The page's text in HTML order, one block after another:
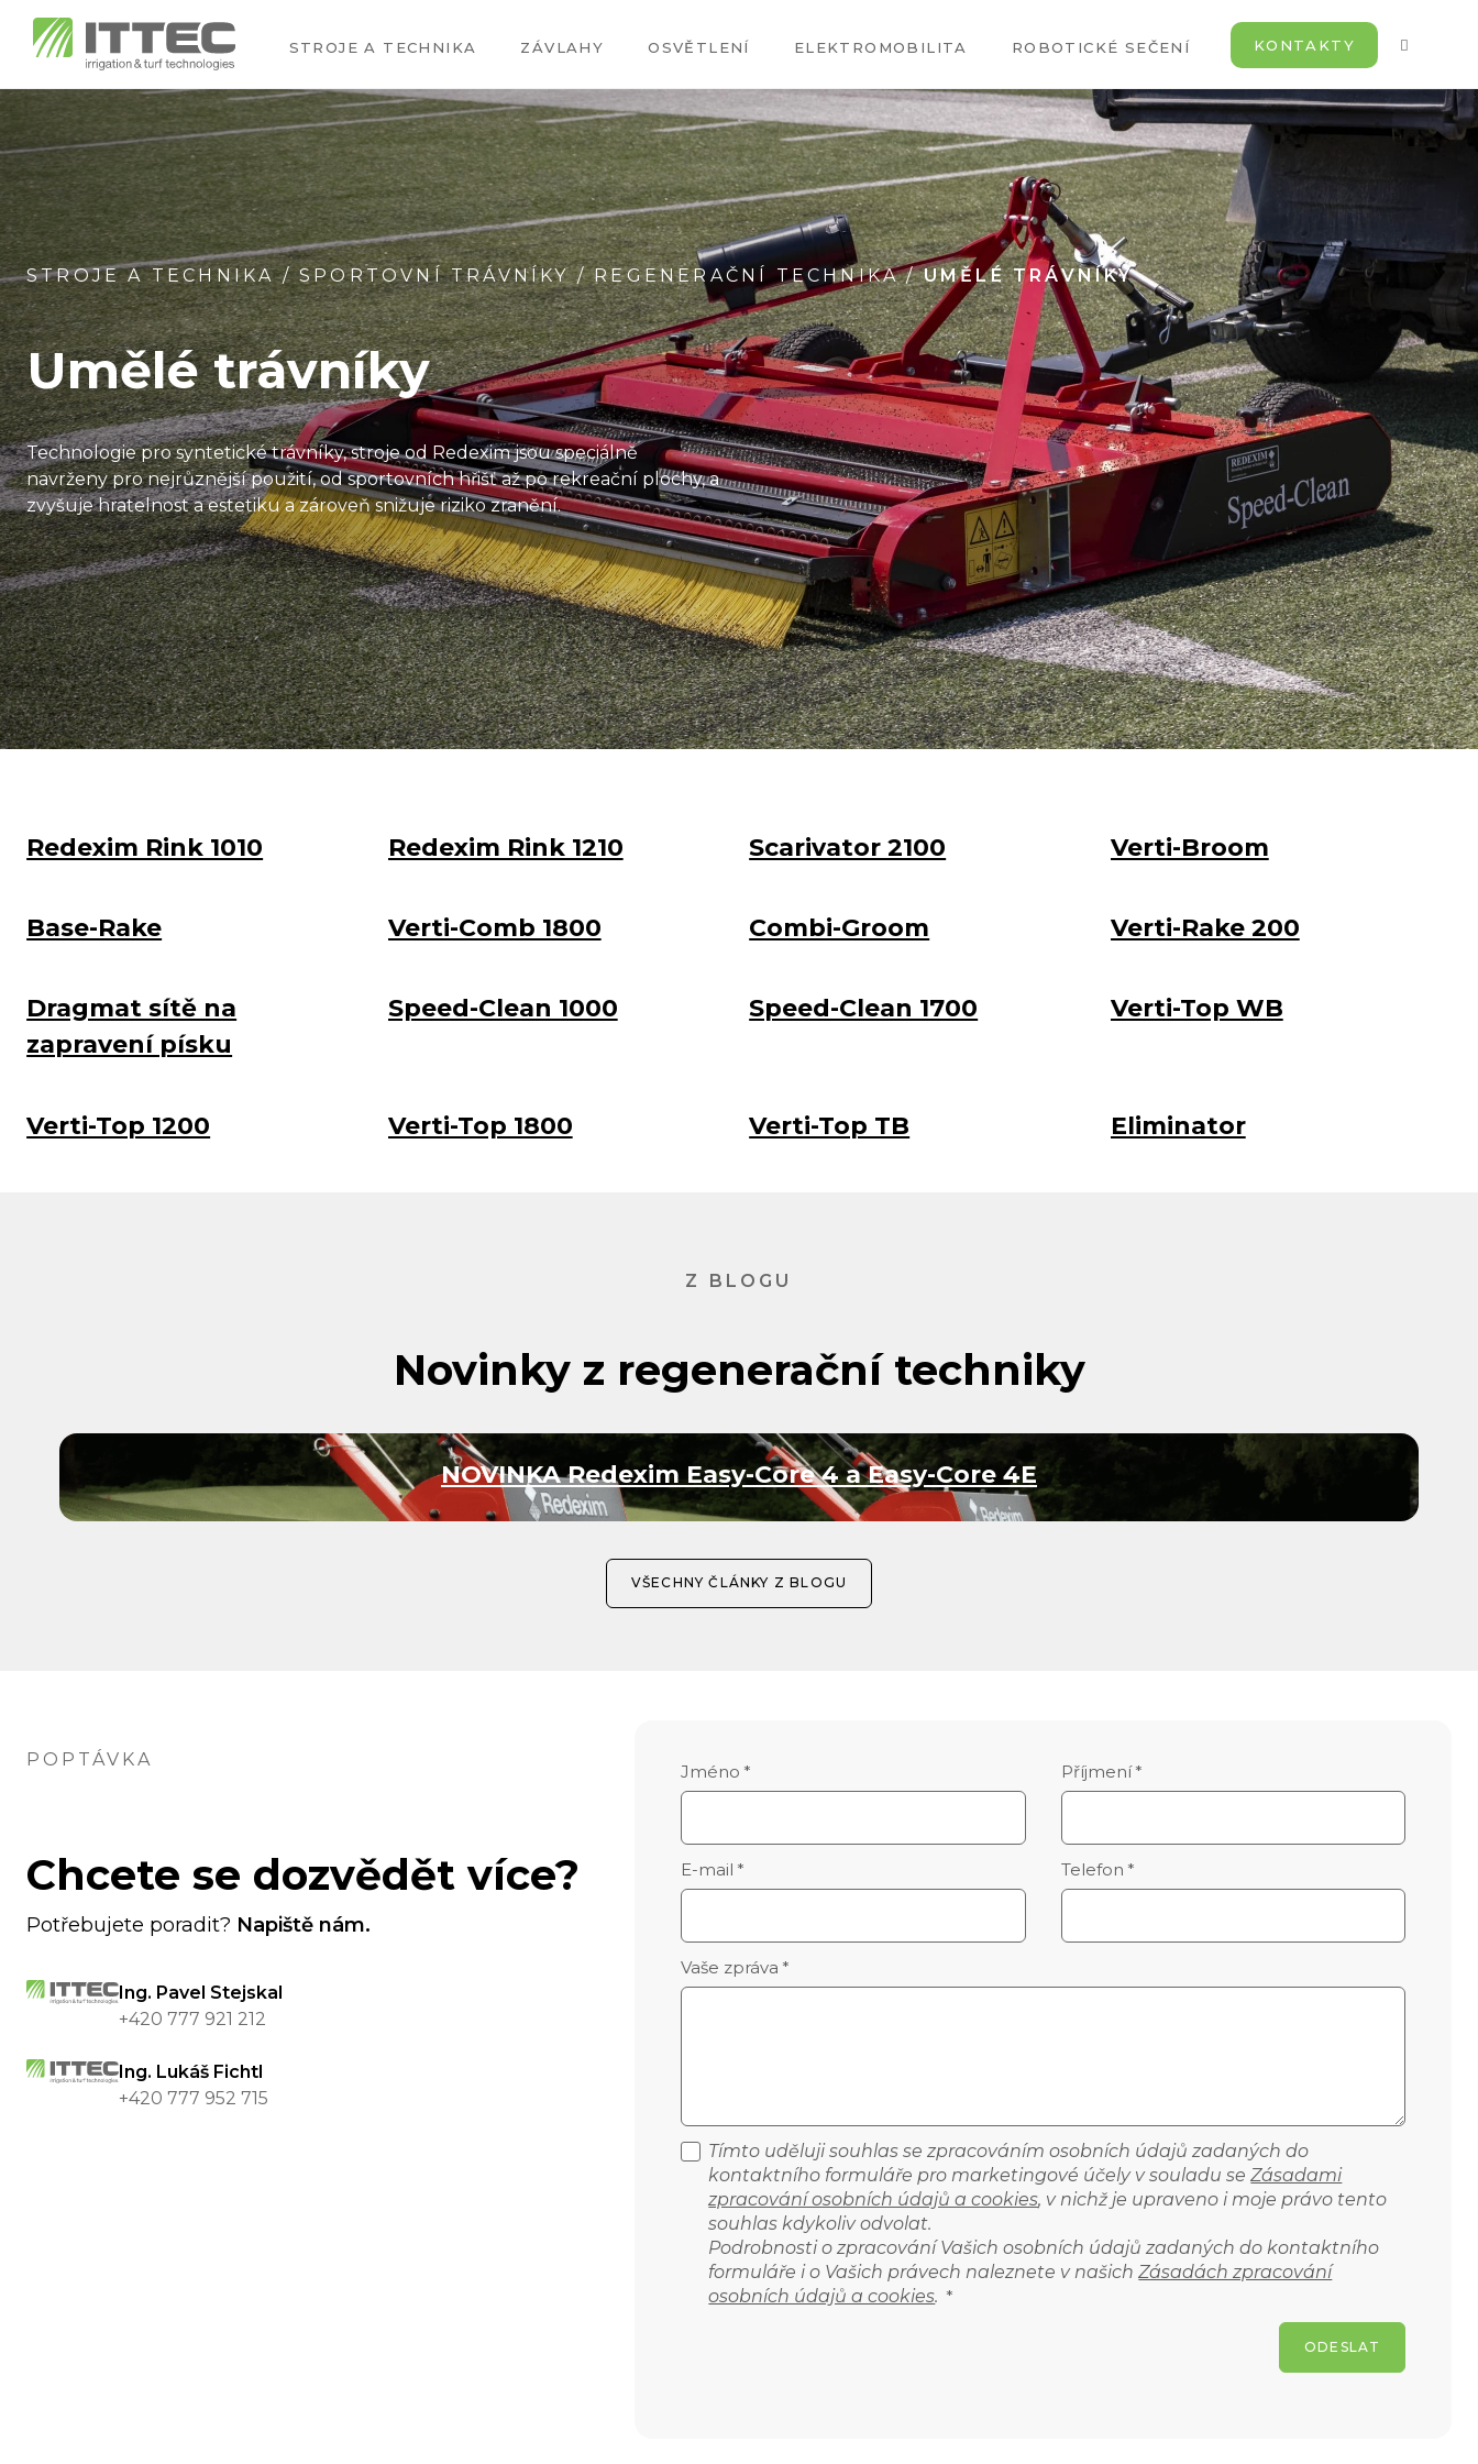
STROJE A TECHNIKA ZÁVLAHY OSVĚTLENÍ ELEKTROMOBILITA ROBOTICKÉ SEČENÍ KONTAKTY
STROJE A TECHNIKA/SPORTOVNÍ TRÁVNÍKY/REGENERAČNÍ TECHNIKA/UMĚLÉ TRÁVNÍKY
Umělé trávníky
Technologie pro syntetické trávníky, stroje od Redexim jsou speciálně
navrženy pro nejrůznější použití, od sportovních hřišť až po rekreační plochy, a
zvyšuje hratelnost a estetiku a zároveň snižuje riziko zranění.
Redexim Rink 1010 Redexim Rink 1210 Scarivator 2100 Verti-Broom
Base-Rake Verti-Comb 1800 Combi-Groom Verti-Rake 200
Dragmat sítě na
zapravení písku
Speed-Clean 1000 Speed-Clean 1700 Verti-Top WB
Verti-Top 1200 Verti-Top 1800 Verti-Top TB Eliminator
Z BLOGU
Novinky z regenerační techniky
NOVINKA Redexim Easy-Core 4 a Easy-Core 4E
VŠECHNY ČLÁNKY Z BLOGU
POPTÁVKA
Chcete se dozvědět více?
Potřebujete poradit? Napiště nám.
Ing. Pavel Stejskal
+420 777 921 212
Ing. Lukáš Fichtl
+420 777 952 715
Jméno * Příjmení *
E-mail * Telefon *
Vaše zpráva *
Tímto uděluji souhlas se zpracováním osobních údajů zadaných do
kontaktního formuláře pro marketingové účely v souladu seZásadami
zpracování osobních údajů a cookies, v nichž je upraveno i moje právo tento
souhlas kdykoliv odvolat.
Podrobnosti o zpracování Vašich osobních údajů zadaných do kontaktního
formuláře i o Vašich právech naleznete v našichZásadách zpracování
osobních údajů a cookies. *
ODESLAT